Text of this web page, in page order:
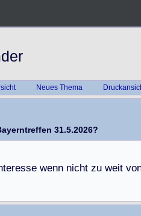
Neues Thema
31.5.2026?
teresse wenn nicht zu weit vo